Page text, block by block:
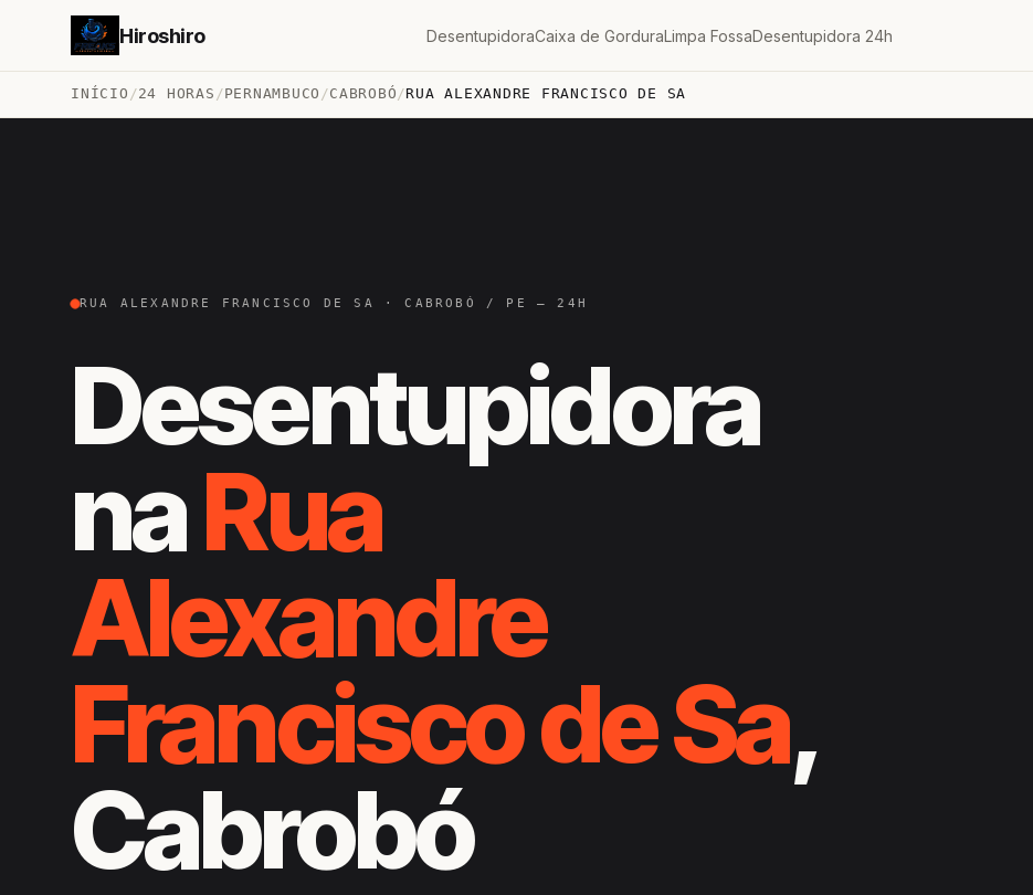
Hiroshiro DesentupidoraCaixa de GorduraLimpa FossaDesentupidora 24h
INÍCIO /24 HORAS /PERNAMBUCO /CABROBÓ /RUA ALEXANDRE FRANCISCO DE SA
RUA ALEXANDRE FRANCISCO DE SA · CABROBÓ / PE — 24H
Desentupidora
naRua
Alexandre
Francisco de Sa,
Cabrobó